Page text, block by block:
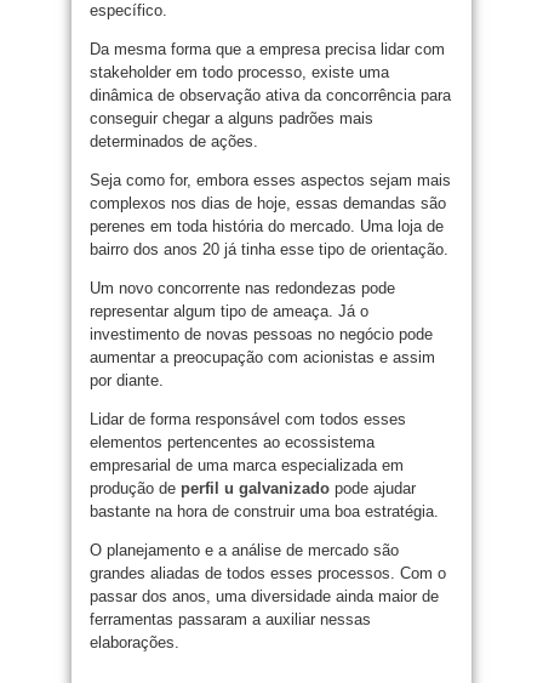
específico.
Da mesma forma que a empresa precisa lidar com
stakeholder em todo processo, existe uma
dinâmica de observação ativa da concorrência para
conseguir chegar a alguns padrões mais
determinados de ações.
Seja como for, embora esses aspectos sejam mais
complexos nos dias de hoje, essas demandas são
perenes em toda história do mercado. Uma loja de
bairro dos anos 20 já tinha esse tipo de orientação.
Um novo concorrente nas redondezas pode
representar algum tipo de ameaça. Já o
investimento de novas pessoas no negócio pode
aumentar a preocupação com acionistas e assim
por diante.
Lidar de forma responsável com todos esses
elementos pertencentes ao ecossistema
empresarial de uma marca especializada em
produção de perfil u galvanizado pode ajudar
bastante na hora de construir uma boa estratégia.
O planejamento e a análise de mercado são
grandes aliadas de todos esses processos. Com o
passar dos anos, uma diversidade ainda maior de
ferramentas passaram a auxiliar nessas
elaborações.